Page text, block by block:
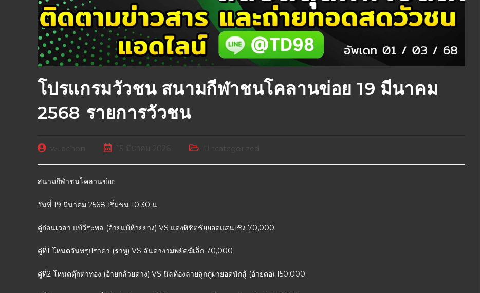
โปรแกรมวัวชน สนามกีฬาชนโคลานข่อย 19 มีนาคม
2568 รายการวัวชน
Uncategorized
สนามกีฬาชนโคลานข่อย
วันที่ 19 มีนาคม 2568 เริ่มชน 10:30 น.
คู่ก่อนเวลา แบ้วีระพล (อ้ายแบ้ห้วยยาง) VS แดงพิชิตชัยยอดแสนเชิง 70,000
คู่ที่1 โหนดจันทรุปราคา (ราหู) VS ลันดางามพยัคฆ์เล็ก 70,000
คู่ที่2 โหนดตุ๊กตาทอง (อ้ายกล้วยด่าง) VS นิลท้องลายลูกภูผายอดนักสู้ (อ้ายดอ) 150,000